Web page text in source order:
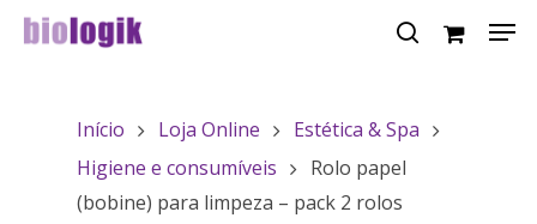
Início Loja Online
Estética & Spa
Higiene e consumíveis
Rolo papel
(bobine) para limpeza – pack 2 rolos